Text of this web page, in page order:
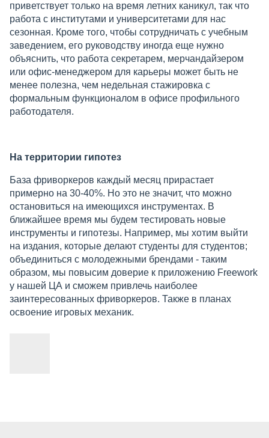
приветствует только на время летних каникул, так что
работа с институтами и университетами для нас
сезонная. Кроме того, чтобы сотрудничать с учебным
заведением, его руководству иногда еще нужно
объяснить, что работа секретарем, мерчандайзером
или офис-менеджером для карьеры может быть не
менее полезна, чем недельная стажировка с
формальным функционалом в офисе профильного
работодателя.
На территории гипотез
База фриворкеров каждый месяц прирастает
примерно на 30-40%. Но это не значит, что можно
остановиться на имеющихся инструментах. В
ближайшее время мы будем тестировать новые
инструменты и гипотезы. Например, мы хотим выйти
на издания, которые делают студенты для студентов;
объединиться с молодежными брендами - таким
образом, мы повысим доверие к приложению Freework
у нашей ЦА и сможем привлечь наиболее
заинтересованных фриворкеров. Также в планах
освоение игровых механик.